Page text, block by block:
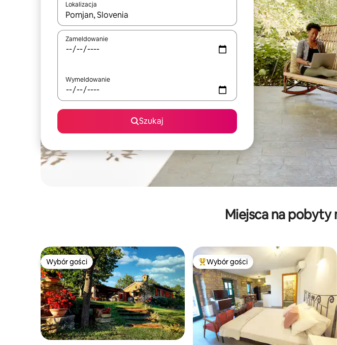
Lokalizacja
Gdy wyniki będą dostępne, możesz poruszać się po nich za pomocą klawiszy
Zameldowanie
Wymeldowanie
Szukaj
Miejsca na pobyty
Wybór gości
Wybór gości Najpopularniejsze z kategorii Wybór gości
Wybór gości